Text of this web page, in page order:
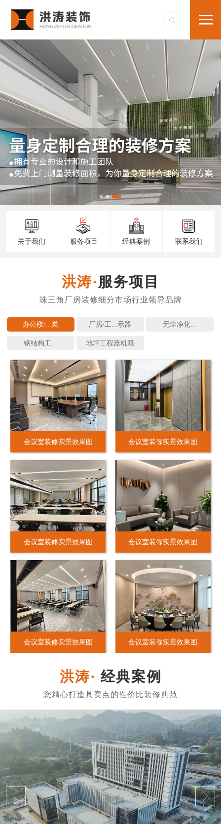
关于我们 服务项目 经典案例 联系我们
服务项目
办公楼/... 厂房/工... 无尘净化...
钢结构工... 地坪工程
会议室装修实景效果图 会议室装修实景效果图
会议室装修实景效果图 会议室装修实景效果图
会议室装修实景效果图 会议室装修实景效果图
经典案例